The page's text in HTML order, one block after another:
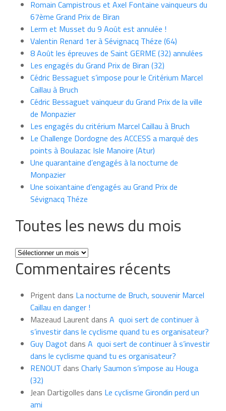
Romain Campistrous et Axel Fontaine vainqueurs du
67ème Grand Prix de Biran
Lerm et Musset du 9 Août est annulée !
Valentin Renard 1er à Sévignacq Théze (64)
8 Août les épreuves de Saint GERME (32) annulées
Les engagés du Grand Prix de Biran (32)
Cédric Bessaguet s’impose pour le Critérium Marcel
Caillau à Bruch
Cédric Bessaguet vainqueur du Grand Prix de la ville
de Monpazier
Les engagés du critérium Marcel Caillau à Bruch
Le Challenge Dordogne des ACCESS a marqué des
points à Boulazac Isle Manoire (Atur)
Une quarantaine d’engagés à la nocturne de
Monpazier
Une soixantaine d’engagés au Grand Prix de
Sévignacq Théze
Toutes les news du mois
Toutes
les
news
mois
Commentaires récents
Prigent dans La nocturne de Bruch, souvenir Marcel
Caillau en danger !
Mazeaud Laurent dans A quoi sert de continuer à
s’investir dans le cyclisme quand tu es organisateur?
Guy Dagot dans A quoi sert de continuer à s’investir
dans le cyclisme quand tu es organisateur?
RENOUT dans Charly Saumon s’impose au Houga
(32)
Jean Dartigolles dans Le cyclisme Girondin perd un
ami